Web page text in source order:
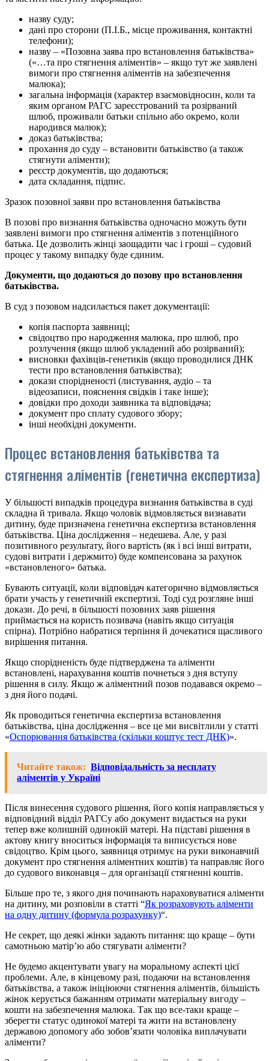
назву суду;
дані про сторони (П.І.Б., місце проживання, контактні
телефони);
назву – «Позовна заява про встановлення батьківства»
(«…та про стягнення аліментів» – якщо тут же заявлені
вимоги про стягнення аліментів на забезпечення
малюка);
загальна інформація (характер взаємовідносин, коли та
яким органом РАГС зареєстрований та розірваний
шлюб, проживали батьки спільно або окремо, коли
народився малюк);
доказ батьківства;
прохання до суду – встановити батьківство (а також
стягнути аліменти);
реєстр документів, що додаються;
дата складання, підпис.
Зразок позовної заяви про встановлення батьківства
В позові про визнання батьківства одночасно можуть бути
заявлені вимоги про стягнення аліментів з потенційного
батька. Це дозволить жінці заощадити час і гроші – судовий
процес у такому випадку буде єдиним.
Документи, що додаються до позову про встановлення
батьківства.
В суд з позовом надсилається пакет документації:
копія паспорта заявниці;
свідоцтво про народження малюка, про шлюб, про
розлучення (якщо шлюб укладений або розірваний);
висновки фахівців-генетиків (якщо проводилися ДНК
тести про встановлення батьківства);
докази спорідненості (листування, аудіо – та
відеозаписи, пояснення свідків і таке інше);
довідки про доходи заявника та відповідача;
документ про сплату судового збору;
інші необхідні документи.
Процес встановлення батьківства та
стягнення аліментів (генетична експертиза)
У більшості випадків процедура визнання батьківства в суді
складна й тривала. Якщо чоловік відмовляється визнавати
дитину, буде призначена генетична експертиза встановлення
батьківства. Ціна дослідження – недешева. Але, у разі
позитивного результату, його вартість (як і всі інші витрати,
судові витрати і держмито) буде компенсована за рахунок
«встановленого» батька.
Бувають ситуації, коли відповідач категорично відмовляється
брати участь у генетичній експертизі. Тоді суд розгляне інші
докази. До речі, в більшості позовних заяв рішення
приймається на користь позивача (навіть якщо ситуація
спірна). Потрібно набратися терпіння й дочекатися щасливого
вирішення питання.
Якщо спорідненість буде підтверджена та аліменти
встановлені, нарахування коштів почнеться з дня вступу
рішення в силу. Якщо ж аліментний позов подавався окремо –
з дня його подачі.
Як проводиться генетична експертиза встановлення
батьківства, ціна дослідження – все це ми висвітлили у статті
«Оспорювання батьківства (скільки коштує тест ДНК)».
Читайте також: Відповідальність за несплату
аліментів у Україні
Після винесення судового рішення, його копія направляється у
відповідний відділ РАГСу або документ видається на руки
тепер вже колишній одинокій матері. На підставі рішення в
актову книгу вноситься інформація та виписується нове
свідоцтво. Крім цього, заявниця отримує на руки виконавчий
документ про стягнення аліментних коштів) та направляє його
до судового виконавця – для організації стягненні коштів.
Більше про те, з якого дня починають нараховуватися аліменти
на дитину, ми розповіли в статті “Як розраховують аліменти
на одну дитину (формула розрахунку)“.
Не секрет, що деякі жінки задають питання: що краще – бути
самотньою матір’ю або стягувати аліменти?
Не будемо акцентувати увагу на моральному аспекті цієї
проблеми. Але, в кінцевому разі, подаючи на встановлення
батьківства, а також ініціюючи стягнення аліментів, більшість
жінок керується бажанням отримати матеріальну вигоду –
кошти на забезпечення малюка. Так що все-таки краще –
зберегти статус одинокої матері та жити на встановлену
державою допомогу або зобов’язати чоловіка виплачувати
аліменти?